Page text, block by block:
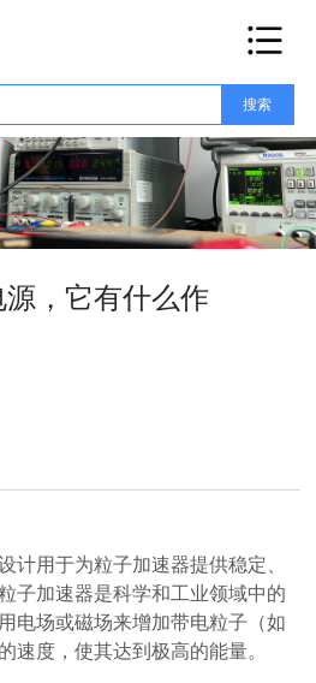
射频电源其他高压电源塔式高压电源机架
，它有什么作
计用于为粒子加速器提供稳定、
子加速器是科学和工业领域中的
电场或磁场来增加带电粒子（如
速度，使其达到极高的能量。